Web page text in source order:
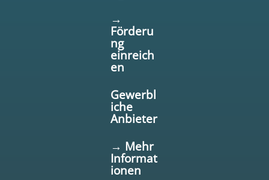
→
Förderu
ng
einreich
en
Gewerbl
iche
Anbieter
→ Mehr
Informat
ionen